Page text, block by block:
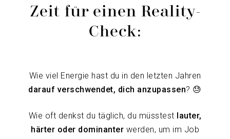
Zeit für einen Reality-
Check:
Wie viel Energie hast du in den letzten Jahren
darauf verschwendet, dich anzupassen? 😓
Wie oft denkst du täglich, du müsstest lauter,
härter oder dominanter werden, um im Job